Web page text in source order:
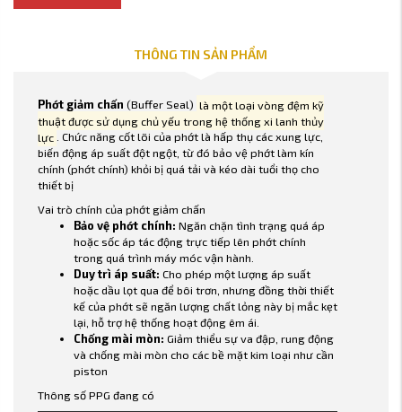
THÔNG TIN SẢN PHẨM
Phớt giảm chấn (Buffer Seal) là một loại vòng đệm kỹ
thuật được sử dụng chủ yếu trong hệ thống xi lanh thủy
lực . Chức năng cốt lõi của phớt là hấp thụ các xung lực,
biến động áp suất đột ngột, từ đó bảo vệ phớt làm kín
chính (phớt chính) khỏi bị quá tải và kéo dài tuổi thọ cho
thiết bị
Vai trò chính của phớt giảm chấn
Bảo vệ phớt chính: Ngăn chặn tình trạng quá áp
hoặc sốc áp tác động trực tiếp lên phớt chính
trong quá trình máy móc vận hành.
Duy trì áp suất: Cho phép một lượng áp suất
hoặc dầu lọt qua để bôi trơn, nhưng đồng thời thiết
kế của phớt sẽ ngăn lượng chất lỏng này bị mắc kẹt
lại, hỗ trợ hệ thống hoạt động êm ái.
Chống mài mòn: Giảm thiểu sự va đập, rung động
và chống mài mòn cho các bề mặt kim loại như cần
piston
Thông số PPG đang có